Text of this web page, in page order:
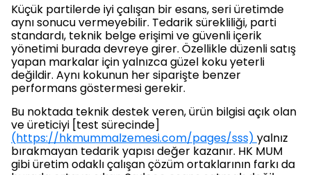
Küçük partilerde iyi çalışan bir esans, seri üretimde
aynı sonucu vermeyebilir. Tedarik sürekliliği, parti
standardı, teknik belge erişimi ve güvenli içerik
yönetimi burada devreye girer. Özellikle düzenli satış
yapan markalar için yalnızca güzel koku yeterli
değildir. Aynı kokunun her siparişte benzer
performans göstermesi gerekir.
Bu noktada teknik destek veren, ürün bilgisi açık olan
ve üreticiyi [test sürecinde]
(https://hkmummalzemesi.com/pages/sss) yalnız
bırakmayan tedarik yapısı değer kazanır. HK MUM
gibi üretim odaklı çalışan çözüm ortaklarının farkı da